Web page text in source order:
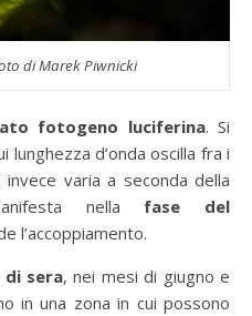
di Marek Piwnicki
fotogeno luciferina. Si
d’onda oscilla fra i
varia a seconda della
nella fase del
l’accoppiamento.
di sera, nei mesi di giugno e
in una zona in cui possono